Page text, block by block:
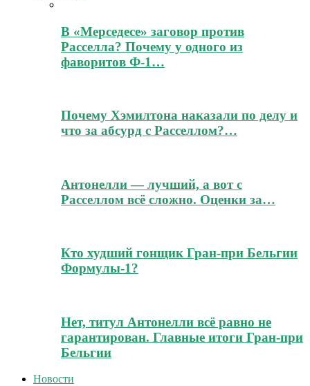
В «Мерседесе» заговор против
Расселла? Почему у одного из
фаворитов Ф-1…
Почему Хэмилтона наказали по делу и
что за абсурд с Расселлом?…
Антонелли — лучший, а вот с
Расселлом всё сложно. Оценки за…
Кто худший гонщик Гран-при Бельгии
Формулы-1?
Нет, титул Антонелли всё равно не
гарантирован. Главные итоги Гран-при
Бельгии
Новости